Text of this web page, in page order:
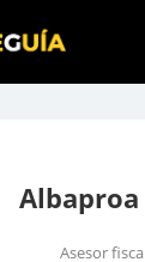
Albaproa
Asesor fiscal